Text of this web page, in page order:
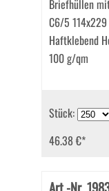
Briefhüllen
C6/5
Haftklebend
100 g/qm
Stück:
46.38 €*
Art.-Nr.